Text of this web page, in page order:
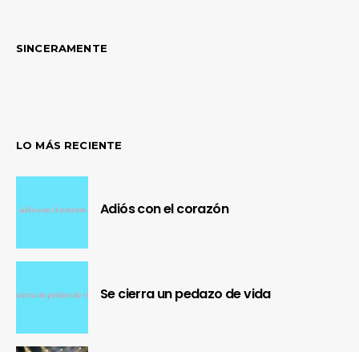
SINCERAMENTE
LO MÁS RECIENTE
Adiós con el corazón
Se cierra un pedazo de vida